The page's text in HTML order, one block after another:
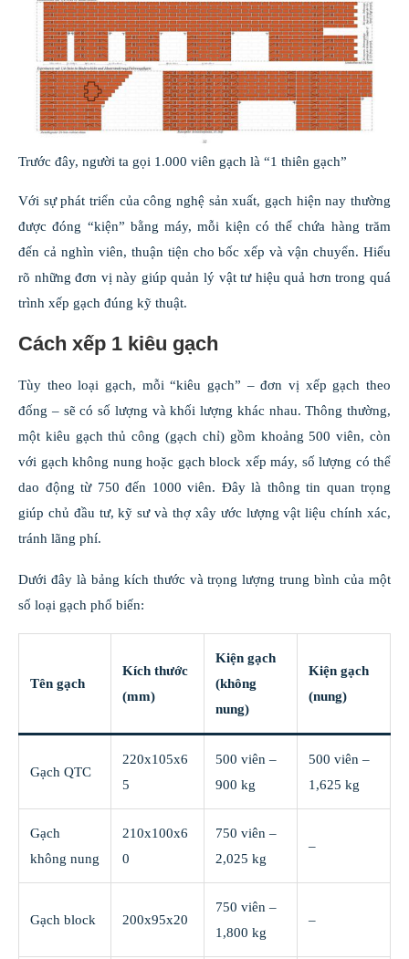
Trước đây, người ta gọi 1.000 viên gạch là “1 thiên gạch”
Với sự phát triển của công nghệ sản xuất, gạch hiện nay thường
được đóng “kiện” bằng máy, mỗi kiện có thể chứa hàng trăm
đến cả nghìn viên, thuận tiện cho bốc xếp và vận chuyển. Hiểu
rõ những đơn vị này giúp quản lý vật tư hiệu quả hơn trong quá
trình xếp gạch đúng kỹ thuật.
Cách xếp 1 kiêu gạch
Tùy theo loại gạch, mỗi “kiêu gạch” – đơn vị xếp gạch theo
đống – sẽ có số lượng và khối lượng khác nhau. Thông thường,
một kiêu gạch thủ công (gạch chỉ) gồm khoảng 500 viên, còn
với gạch không nung hoặc gạch block xếp máy, số lượng có thể
dao động từ 750 đến 1000 viên. Đây là thông tin quan trọng
giúp chủ đầu tư, kỹ sư và thợ xây ước lượng vật liệu chính xác,
tránh lãng phí.
Dưới đây là bảng kích thước và trọng lượng trung bình của một
số loại gạch phổ biến:
Tên gạch
Kích thước
(mm)
Kiện gạch
(không
nung)
Kiện gạch
(nung)
Gạch QTC
220x105x6
5
500 viên –
900 kg
500 viên –
1,625 kg
Gạch
không nung
210x100x6
0
750 viên –
2,025 kg
–
Gạch block 200x95x20
750 viên –
1,800 kg
–